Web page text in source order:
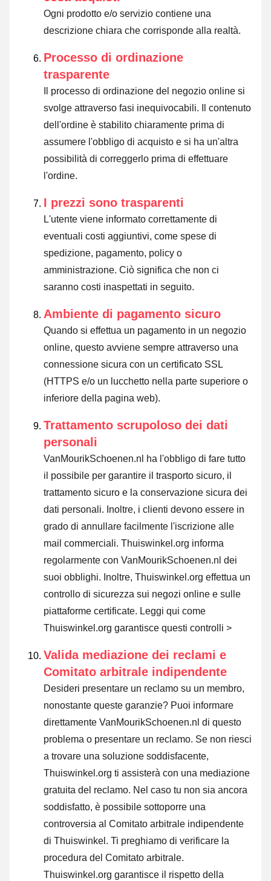
Ogni prodotto e/o servizio contiene una
descrizione chiara che corrisponde alla realtà.
Processo di ordinazione
trasparente
Il processo di ordinazione del negozio online si
svolge attraverso fasi inequivocabili. Il contenuto
dell'ordine è stabilito chiaramente prima di
assumere l'obbligo di acquisto e si ha un'altra
possibilità di correggerlo prima di effettuare
l'ordine.
I prezzi sono trasparenti
L'utente viene informato correttamente di
eventuali costi aggiuntivi, come spese di
spedizione, pagamento, policy o
amministrazione. Ciò significa che non ci
saranno costi inaspettati in seguito.
Ambiente di pagamento sicuro
Quando si effettua un pagamento in un negozio
online, questo avviene sempre attraverso una
connessione sicura con un certificato SSL
(HTTPS e/o un lucchetto nella parte superiore o
inferiore della pagina web).
Trattamento scrupoloso dei dati
personali
VanMourikSchoenen.nl ha l'obbligo di fare tutto
il possibile per garantire il trasporto sicuro, il
trattamento sicuro e la conservazione sicura dei
dati personali. Inoltre, i clienti devono essere in
grado di annullare facilmente l'iscrizione alle
mail commerciali. Thuiswinkel.org informa
regolarmente con VanMourikSchoenen.nl dei
suoi obblighi. Inoltre, Thuiswinkel.org effettua un
controllo di sicurezza sui negozi online e sulle
piattaforme certificate. Leggi qui come
Thuiswinkel.org garantisce questi controlli >
Valida mediazione dei reclami e
Comitato arbitrale indipendente
Desideri presentare un reclamo su un membro,
nonostante queste garanzie? Puoi informare
direttamente VanMourikSchoenen.nl di questo
problema o presentare un reclamo. Se non riesci
a trovare una soluzione soddisfacente,
Thuiswinkel.org ti assisterà con una mediazione
gratuita del reclamo. Nel caso tu non sia ancora
soddisfatto, è possibile sottoporre una
controversia al Comitato arbitrale indipendente
di Thuiswinkel. Ti preghiamo di verificare la
procedura del Comitato arbitrale.
Thuiswinkel.org garantisce il rispetto della